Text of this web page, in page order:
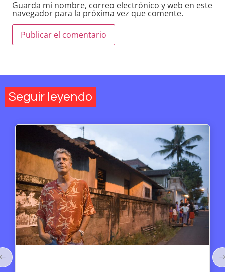
Guarda mi nombre, correo electrónico y web en este
navegador para la próxima vez que comente.
Seguir leyendo